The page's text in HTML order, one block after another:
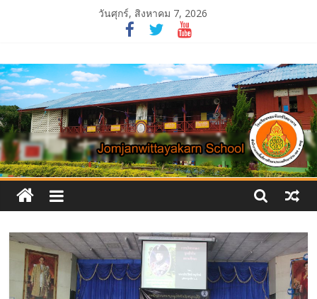
วันศุกร์, สิงหาคม 7, 2026
โรงเรียน
จอม
จันทร์
วิทยาคาร